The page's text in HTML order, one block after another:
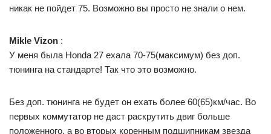
никак не пойдет 75. Возможно вы просто не знали о нем.
Mikle Vizon :
У меня была Honda 27 ехала 70-75(максимум) без доп.
тюнинга на стандарте! Так что это возможно.
Без доп. тюнинга не будет он ехать более 60(65)км/час. Во
первых коммутатор не даст раскрутить двиг больше
положенного, а во вторых коренным подшипникам звезда